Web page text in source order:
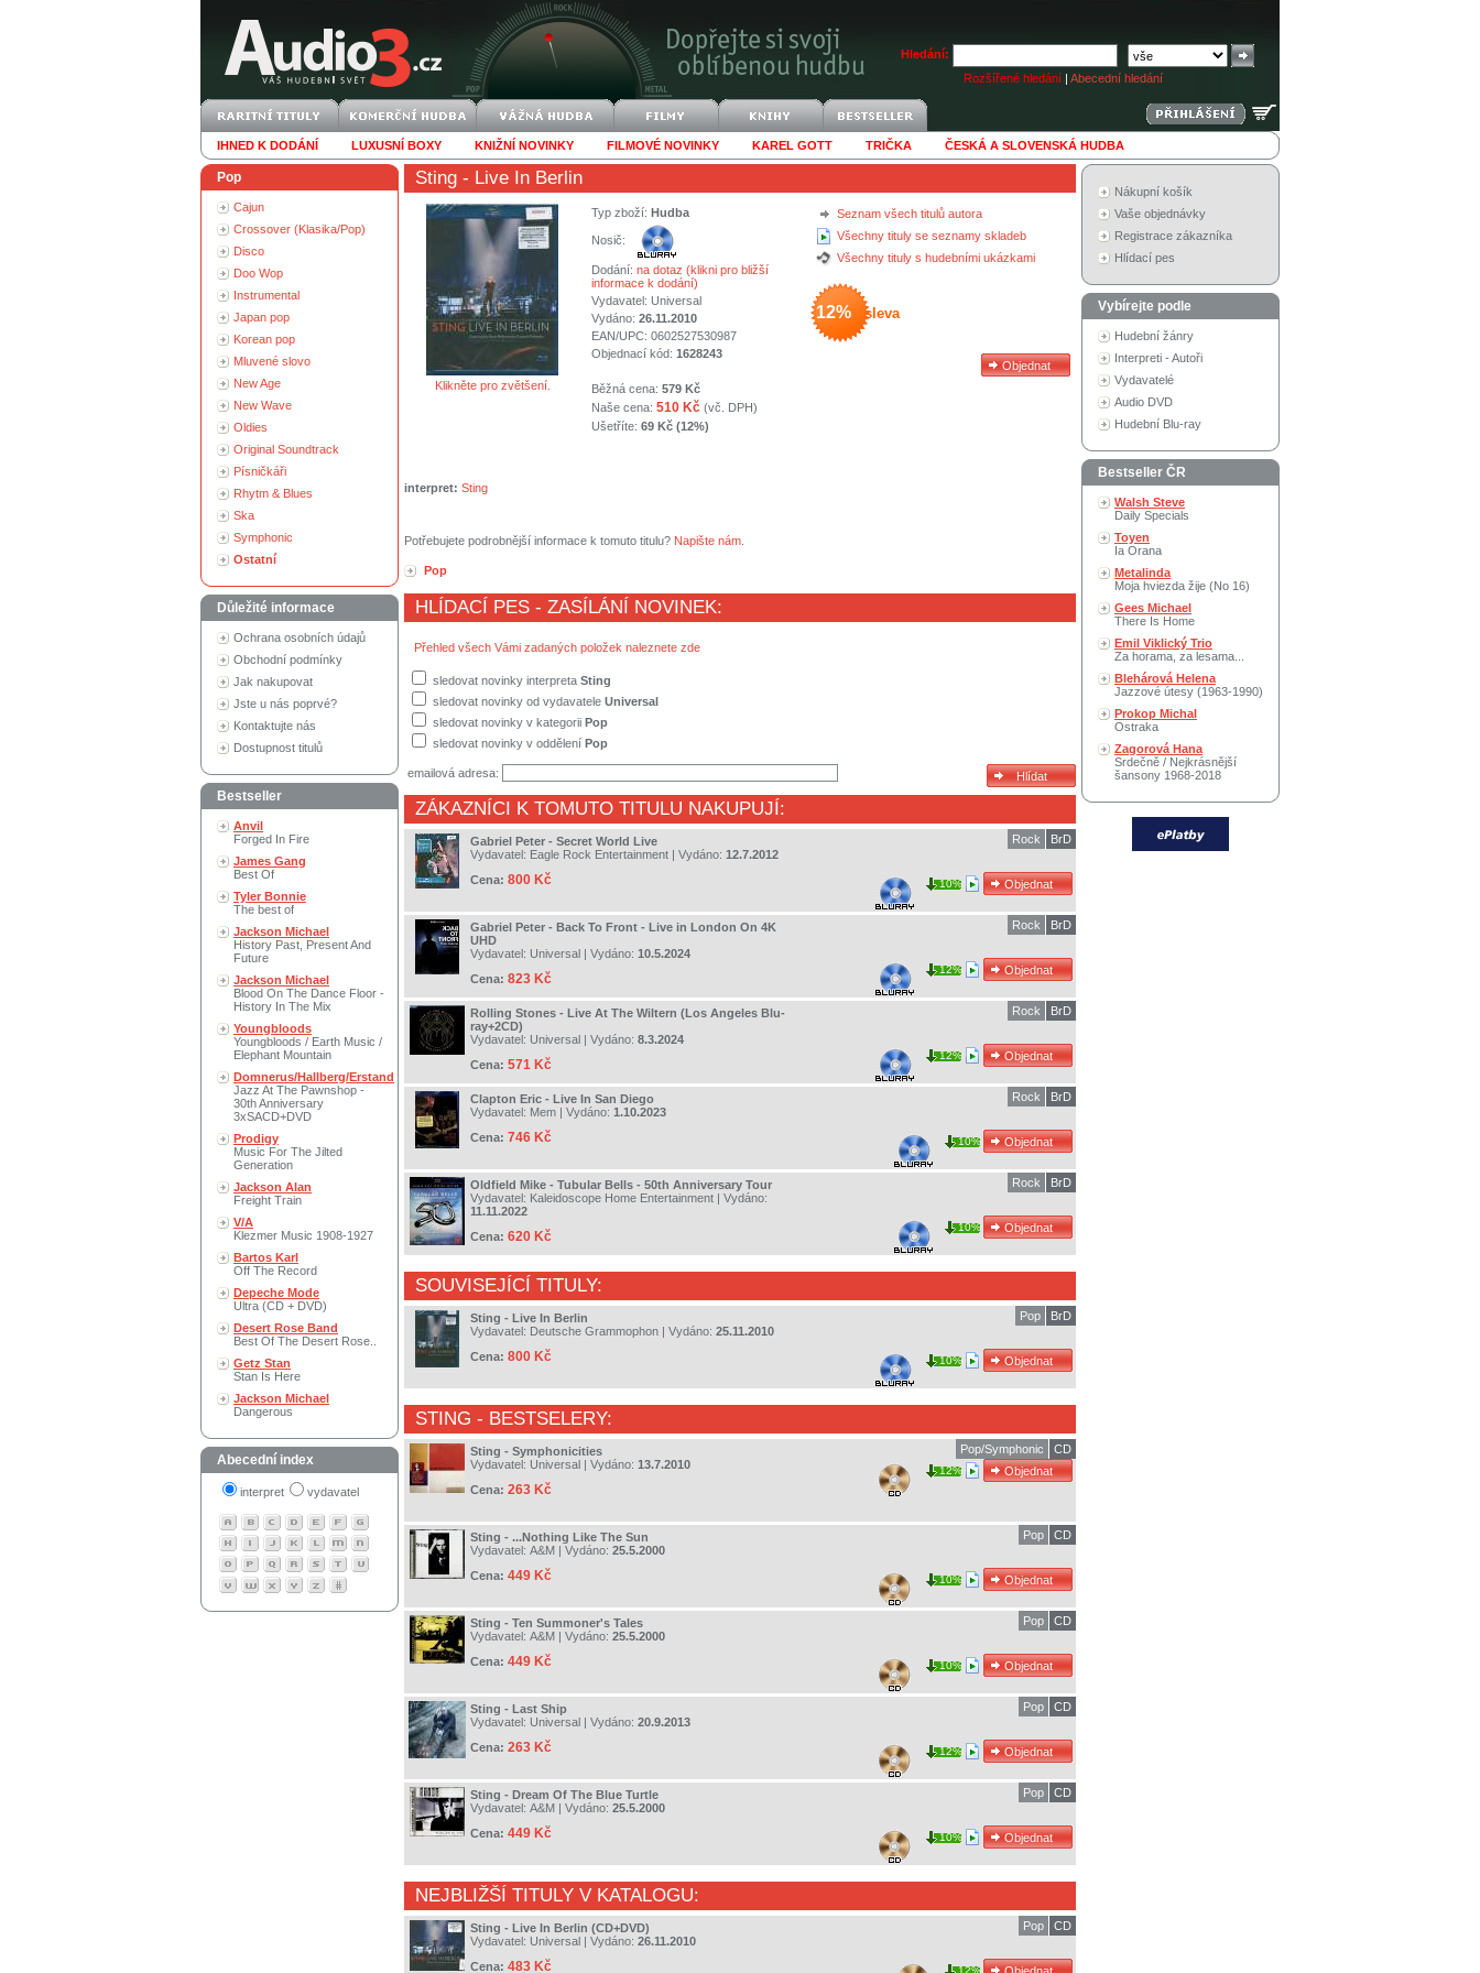
Hledání:
Rozšířené hledání | Abecední hledání
IHNED K DODÁNÍ LUXUSNÍ BOXY KNIŽNÍ NOVINKY FILMOVÉ NOVINKY KAREL GOTT TRIČKA ČESKÁ A SLOVENSKÁ HUDBA
Pop
Cajun
Crossover (Klasika/Pop)
Disco
Doo Wop
Instrumental
Japan pop
Korean pop
Mluvené slovo
New Age
New Wave
Oldies
Original Soundtrack
Písničkáři
Rhytm & Blues
Ska
Symphonic
Ostatní
Důležité informace
Ochrana osobních údajů
Obchodní podmínky
Jak nakupovat
Jste u nás poprvé?
Kontaktujte nás
Dostupnost titulů
Bestseller
Anvil
Forged In Fire
James Gang
Best Of
Tyler Bonnie
The best of
Jackson Michael
History Past, Present And
Future
Jackson Michael
Blood On The Dance Floor -
History In The Mix
Youngbloods
Youngbloods / Earth Music /
Elephant Mountain
Domnerus/Hallberg/Erstand
Jazz At The Pawnshop -
30th Anniversary
3xSACD+DVD
Prodigy
Music For The Jilted
Generation
Jackson Alan
Freight Train
V/A
Klezmer Music 1908-1927
Bartos Karl
Off The Record
Depeche Mode
Ultra (CD + DVD)
Desert Rose Band
Best Of The Desert Rose..
Getz Stan
Stan Is Here
Jackson Michael
Dangerous
Abecední index
interpret vydavatel
Sting - Live In Berlin
Klikněte pro zvětšení.
Seznam všech titulů autora
Všechny tituly se seznamy skladeb
Všechny tituly s hudebními ukázkami
12% sleva
Typ zboží: Hudba
Nosič:
Dodání: na dotaz (klikni pro bližší
informace k dodání)
Vydavatel: Universal
Vydáno: 26.11.2010
EAN/UPC: 0602527530987
Objednací kód: 1628243
Běžná cena: 579 Kč
Naše cena: 510 Kč (vč. DPH)
Ušetříte: 69 Kč (12%)
interpret: Sting
Potřebujete podrobnější informace k tomuto titulu? Napište nám
Pop
HLÍDACÍ PES - ZASÍLÁNÍ NOVINEK:
Přehled všech Vámi zadaných položek naleznete zde
sledovat novinky interpreta Sting
sledovat novinky od vydavatele Universal
sledovat novinky v kategorii Pop
sledovat novinky v oddělení Pop
emailová adresa:
ZÁKAZNÍCI K TOMUTO TITULU NAKUPUJÍ:
Gabriel Peter - Secret World Live
Vydavatel: Eagle Rock Entertainment | Vydáno: 12.7.2012
Cena: 800 Kč
BrD
Rock
10%
Gabriel Peter - Back To Front - Live in London On 4K
UHD
Vydavatel: Universal | Vydáno: 10.5.2024
Cena: 823 Kč
BrD
Rock
12%
Rolling Stones - Live At The Wiltern (Los Angeles Blu-
ray+2CD)
Vydavatel: Universal | Vydáno: 8.3.2024
Cena: 571 Kč
BrD
Rock
12%
Clapton Eric - Live In San Diego
Vydavatel: Mem | Vydáno: 1.10.2023
Cena: 746 Kč
BrD
Rock
10%
Oldfield Mike - Tubular Bells - 50th Anniversary Tour
Vydavatel: Kaleidoscope Home Entertainment | Vydáno:
11.11.2022
Cena: 620 Kč
BrD
Rock
10%
SOUVISEJÍCÍ TITULY:
Sting - Live In Berlin
Vydavatel: Deutsche Grammophon | Vydáno: 25.11.2010
Cena: 800 Kč
BrD
Pop
10%
STING - BESTSELERY:
Sting - Symphonicities
Vydavatel: Universal | Vydáno: 13.7.2010
Cena: 263 Kč
CD
Pop/Symphonic
12%
Sting - ...Nothing Like The Sun
Vydavatel: A&M | Vydáno: 25.5.2000
Cena: 449 Kč
CD
Pop
10%
Sting - Ten Summoner's Tales
Vydavatel: A&M | Vydáno: 25.5.2000
Cena: 449 Kč
CD
Pop
10%
Sting - Last Ship
Vydavatel: Universal | Vydáno: 20.9.2013
Cena: 263 Kč
CD
Pop
12%
Sting - Dream Of The Blue Turtle
Vydavatel: A&M | Vydáno: 25.5.2000
Cena: 449 Kč
CD
Pop
10%
NEJBLIŽŠÍ TITULY V KATALOGU:
Sting - Live In Berlin (CD+DVD)
Vydavatel: Universal | Vydáno: 26.11.2010
Cena: 483 Kč
CD
Pop
12%
Nákupní košík
Vaše objednávky
Registrace zákazníka
Hlídací pes
Vybírejte podle
Hudební žánry
Interpreti - Autoři
Vydavatelé
Audio DVD
Hudební Blu-ray
Bestseller ČR
Walsh Steve
Daily Specials
Toyen
Ia Orana
Metalinda
Moja hviezda žije (No 16)
Gees Michael
There Is Home
Emil Viklický Trio
Za horama, za lesama...
Blehárová Helena
Jazzové útesy (1963-1990)
Prokop Michal
Ostraka
Zagorová Hana
Srdečně / Nejkrásnější
šansony 1968-2018